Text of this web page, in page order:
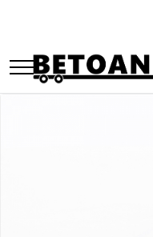
PIESE AUTOBETONIERE
AUTOBETONIERE STETTER